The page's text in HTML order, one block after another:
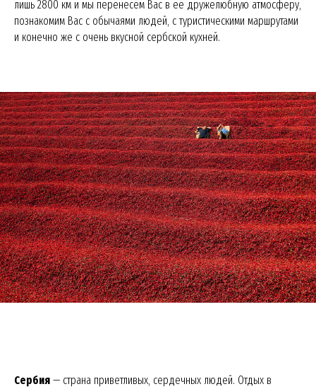
лишь 2800 км и мы перенесём Вас в её дружелюбную атмосферу,
познакомим Вас с обычаями людей, с туристическими маршрутами
и конечно же с очень вкусной сербской кухней.
Сербия — страна приветливых, сердечных людей. Отдых в